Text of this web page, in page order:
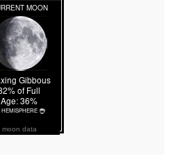
moon data